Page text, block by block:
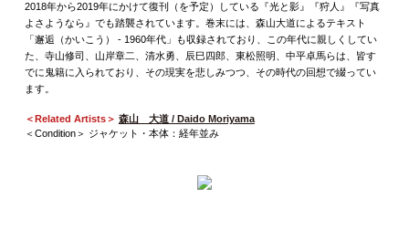
2018年から2019年にかけて復刊（を予定）している『光と影』『狩人』『写真
よさようなら』でも踏襲されています。巻末には、森山大道によるテキスト
「邂逅（かいこう） - 1960年代」も収録されており、この年代に親しくしてい
た、寺山修司、山岸章二、清水勇、辰巳四郎、東松照明、中平卓馬らは、皆す
でに鬼籍に入られており、その現実を悲しみつつ、その時代の回想で綴ってい
ます。
＜Related Artists＞ 森山 大道 / Daido Moriyama
＜Condition＞ ジャケット・本体：経年並み